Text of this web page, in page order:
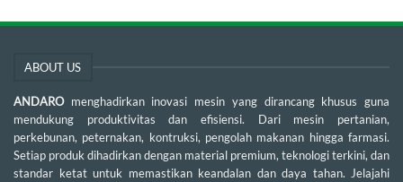
ABOUT US
ANDARO menghadirkan inovasi mesin yang dirancang khusus guna
mendukung produktivitas dan efisiensi. Dari mesin pertanian,
perkebunan, peternakan, kontruksi, pengolah makanan hingga farmasi.
Setiap produk dihadirkan dengan material premium, teknologi terkini, dan
standar ketat untuk memastikan keandalan dan daya tahan. Jelajahi